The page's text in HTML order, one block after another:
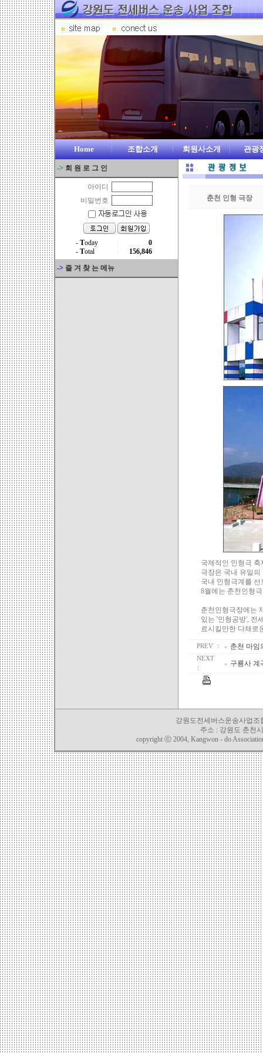
Home 조합소개 회원사소개 관광
-> 회 원 로 그 인
아이디
비밀번호
-> 즐 겨 찾 는 메뉴
춘천 인형 극장
국제적인 인형극
극장은 국내 유일
국내 인형극계를
8월에는 춘천인형
춘천인형극장에는
있는 '인형공방', 전
료시킬만한 다채로
PREV ： 춘천 마임
NEXT
：
구룡사 계
강원도전세버스운송사업조
주소 : 강원도 춘천
copyright ⓒ 2004, Kangwon - do